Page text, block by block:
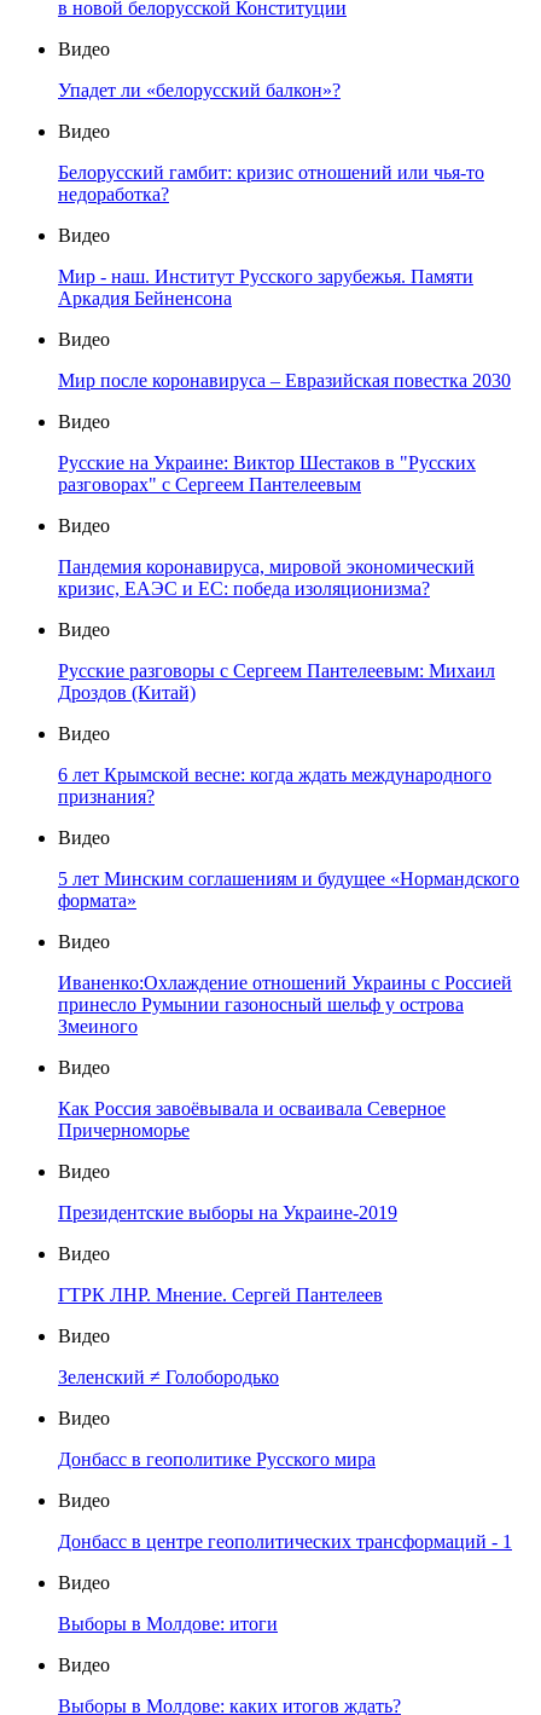
в новой белорусской Конституции
Видео
Упадет ли «белорусский балкон»?
Видео
Белорусский гамбит: кризис отношений или чья-то
недоработка?
Видео
Мир - наш. Институт Русского зарубежья. Памяти
Аркадия Бейненсона
Видео
Мир после коронавируса – Евразийская повестка 2030
Видео
Русские на Украине: Виктор Шестаков в "Русских
разговорах" с Сергеем Пантелеевым
Видео
Пандемия коронавируса, мировой экономический
кризис, ЕАЭС и ЕС: победа изоляционизма?
Видео
Русские разговоры с Сергеем Пантелеевым: Михаил
Дроздов (Китай)
Видео
6 лет Крымской весне: когда ждать международного
признания?
Видео
5 лет Минским соглашениям и будущее «Нормандского
формата»
Видео
Иваненко:Охлаждение отношений Украины с Россией
принесло Румынии газоносный шельф у острова
Змеиного
Видео
Как Россия завоёвывала и осваивала Северное
Причерноморье
Видео
Президентские выборы на Украине-2019
Видео
ГТРК ЛНР. Мнение. Сергей Пантелеев
Видео
Зеленский ≠ Голобородько
Видео
Донбасс в геополитике Русского мира
Видео
Донбасс в центре геополитических трансформаций - 1
Видео
Выборы в Молдове: итоги
Видео
Выборы в Молдове: каких итогов ждать?